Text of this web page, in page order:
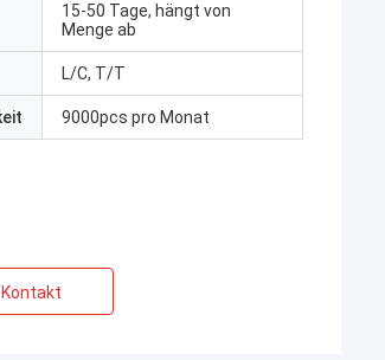
15-50 Tage, hängt von
Menge ab
L/C, T/T
9000pcs pro Monat
Kontakt